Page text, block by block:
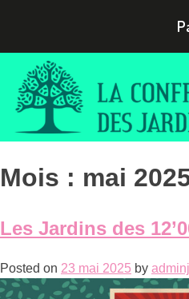
Mois : mai
Les Jardins des
Posted on 23 mai 2025 by